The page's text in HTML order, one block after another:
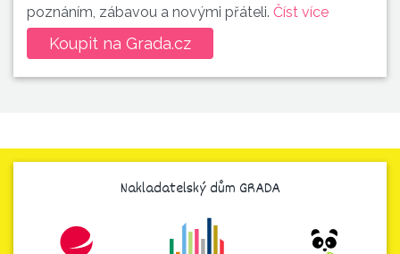
poznáním, zábavou a novými přáteli. Číst více
Koupit na Grada.cz
Nakladatelský dům GRADA